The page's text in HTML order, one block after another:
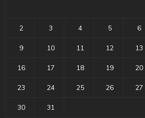
2 3 4 5 6
9 10 11 12 13
16 17 18 19 20
23 24 25 26 27
30 31